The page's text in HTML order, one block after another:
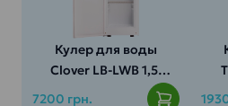
Кулер для воды
Clover LB-LWB 1,5-
7200 грн.